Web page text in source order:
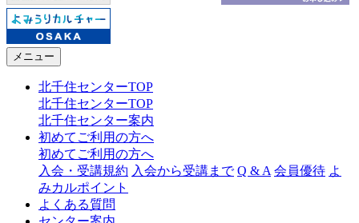
メニュー
北千住センターTOP
北千住センターTOP
北千住センター案内
初めてご利用の方へ
初めてご利用の方へ
入会・受講規約 入会から受講まで Q & A 会員優待 よ
みカルポイント
よくある質問